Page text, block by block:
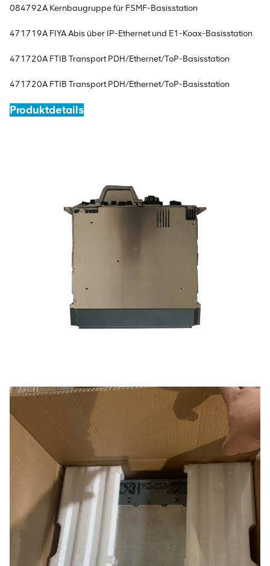
084792A Kernbaugruppe für FSMF-Basisstation
471719A FIYA Abis über IP-Ethernet und E1-Koax-Basisstation
471720A FTIB Transport PDH/Ethernet/ToP-Basisstation
471720A FTIB Transport PDH/Ethernet/ToP-Basisstation
Produktdetails